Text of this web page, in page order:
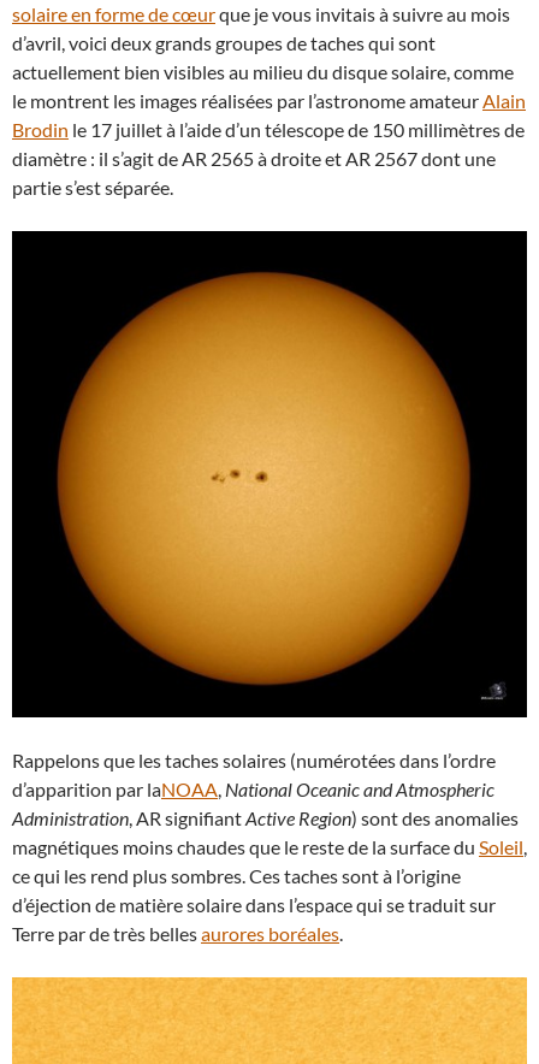
solaire en forme de cœurque je vous invitais à suivre au mois
d’avril, voici deux grands groupes de taches qui sont
actuellement bien visibles au milieu du disque solaire, comme
le montrent les images réalisées par l’astronome amateur Alain
Brodin le 17 juillet à l’aide d’un télescope de 150 millimètres de
diamètre : il s’agit de AR 2565 à droite et AR 2567 dont une
partie s’est séparée.
Rappelons que les taches solaires (numérotées dans l’ordre
d’apparition par laNOAA, National Oceanic and Atmospheric
Administration, AR signifiantActive Region) sont des anomalies
magnétiques moins chaudes que le reste de la surface du Soleil,
ce qui les rend plus sombres. Ces taches sont à l’origine
d’éjection de matière solaire dans l’espace qui se traduit sur
Terre par de très bellesaurores boréales.